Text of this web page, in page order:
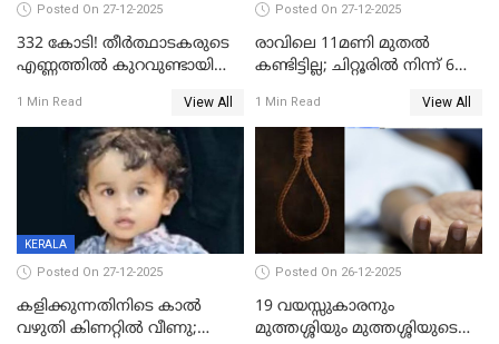
Posted On 27-12-2025
332 കോടി! തീർത്ഥാടകരുടെ
എണ്ണത്തിൽ കുറവുണ്ടായിട്ടും
കുതിച്ചുയരുന്നു
1 Min Read View All
Posted On 27-12-2025
രാവിലെ 11മണി മുതൽ
കണ്ടിട്ടില്ല; ചിറ്റൂരിൽ നിന്ന് 6
1 Min Read View All
KERALA
Posted On 27-12-2025
കളിക്കുന്നതിനിടെ കാൽ
വഴുതി കിണറ്റിൽ വീണു;
Posted On 26-12-2025
19 വയസ്സുകാരനും
മുത്തശ്ശിയും മുത്തശ്ശിയുടെ